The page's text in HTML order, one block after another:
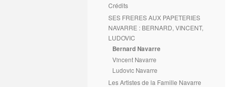
Crédits
SES FRERES AUX PAPETERIES
NAVARRE : BERNARD, VINCENT,
LUDOVIC
Bernard Navarre
Vincent Navarre
Ludovic Navarre
Les Artistes de la Famille Navarre